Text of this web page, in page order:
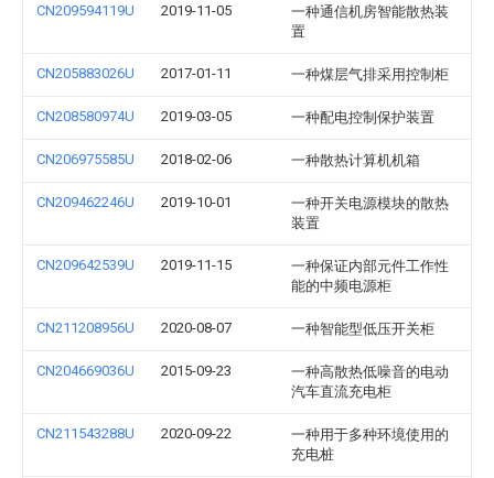
CN209594119U 2019-11-05
一种通信机房智能散热装
置
CN205883026U 2017-01-11 一种煤层气排采用控制柜
CN208580974U 2019-03-05 一种配电控制保护装置
CN206975585U 2018-02-06 一种散热计算机机箱
CN209462246U 2019-10-01
一种开关电源模块的散热
装置
CN209642539U 2019-11-15
一种保证内部元件工作性
能的中频电源柜
CN211208956U 2020-08-07 一种智能型低压开关柜
CN204669036U 2015-09-23
一种高散热低噪音的电动
汽车直流充电柜
CN211543288U 2020-09-22
一种用于多种环境使用的
充电桩